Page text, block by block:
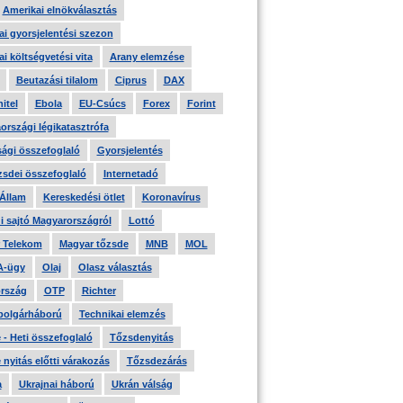
Amerikai elnökválasztás
gyorsjelentési szezon
költségvetési vita Arany elemzése
Beutazási tilalom Ciprus DAX
Ebola EU-Csúcs Forex Forint
légikatasztrófa
összefoglaló Gyorsjelentés
összefoglaló Internetadó
Kereskedési ötlet Koronavírus
sajtó Magyarországról Lottó
Telekom Magyar tőzsde MNB MOL
ügy Olaj Olasz választás
OTP Richter
Technikai elemzés
- Heti összefoglaló Tőzsdenyitás
nyitás előtti várakozás Tőzsdezárás
Ukrajnai háború Ukrán válság